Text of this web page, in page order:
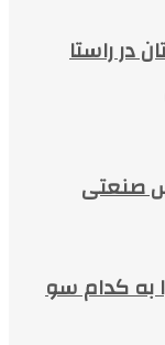
در راستا
صنعتی
به کدام سو